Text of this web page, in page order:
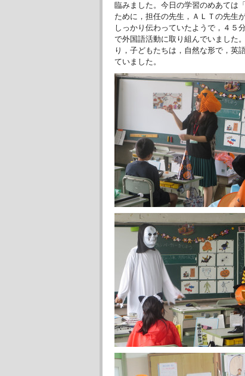
臨みました。今日の学習のめあては
ために，担任の先生，ＡＬＴの先生
しっかり伝わっていたようで，４５
で外国語活動に取り組んでいました
り，子どもたちは，自然な形で，英
ていました。